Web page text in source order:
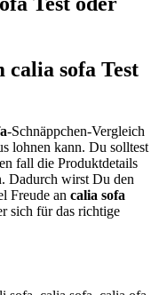
calia sofa Test
-Schnäppchen-Vergleich
lohnen kann. Du solltest
fall die Produktdetails
Dadurch wirst Du den
Freude an calia sofa
sich für das richtige